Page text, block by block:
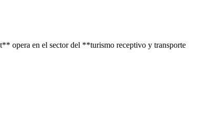
opera en el sector del **turismo receptivo y transporte